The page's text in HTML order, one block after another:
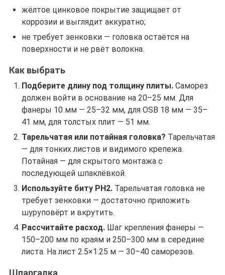
жёлтое цинковое покрытие защищает от
коррозии и выглядит аккуратно;
не требует зенковки — головка остаётся на
поверхности и не рвёт волокна.
Как выбрать
Подберите длину под толщину плиты. Саморез
должен войти в основание на 20–25 мм. Для
фанеры 10 мм — 25–32 мм, для OSB 18 мм — 35–
41 мм, для толстых плит — 51 мм.
Тарельчатая или потайная головка? Тарельчатая
— для тонких листов и видимого крепежа.
Потайная — для скрытого монтажа с
последующей шпаклёвкой.
Используйте биту PH2. Тарельчатая головка не
требует зенковки — достаточно приложить
шуруповёрт и вкрутить.
Рассчитайте расход. Шаг крепления фанеры —
150–200 мм по краям и 250–300 мм в середине
листа. На лист 2.5×1.25 м — 30–40 саморезов.
Шпаргалка